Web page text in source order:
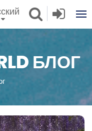
БЛОГ